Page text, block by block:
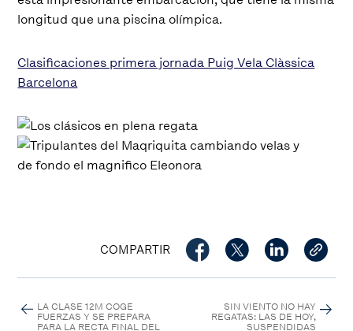
longitud que una piscina olímpica.
Clasificaciones primera jornada Puig Vela Clàssica
Barcelona
COMPARTIR
LA CLASE 12M COGE
FUERZAS Y SE PREPARA
PARA LA RECTA FINAL DEL
SIN VIENTO NO HAY
REGATAS: LAS DE HOY,
SUSPENDIDAS